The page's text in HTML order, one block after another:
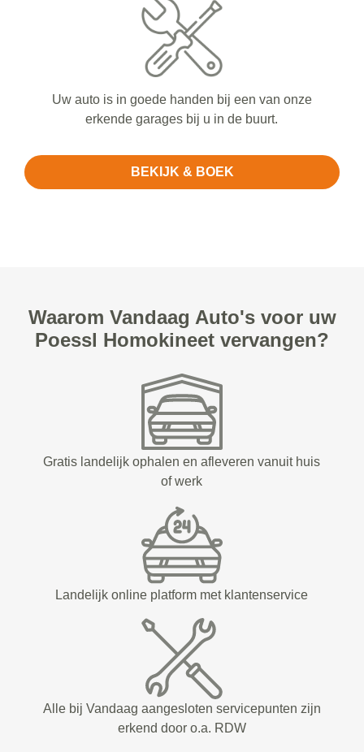
Uw auto is in goede handen bij een van onze
erkende garages bij u in de buurt.
BEKIJK & BOEK
Waarom Vandaag Auto's voor uw
Poessl Homokineet vervangen?
Gratis landelijk ophalen en afleveren vanuit huis
of werk
Landelijk online platform met klantenservice
Alle bij Vandaag aangesloten servicepunten zijn
erkend door o.a. RDW